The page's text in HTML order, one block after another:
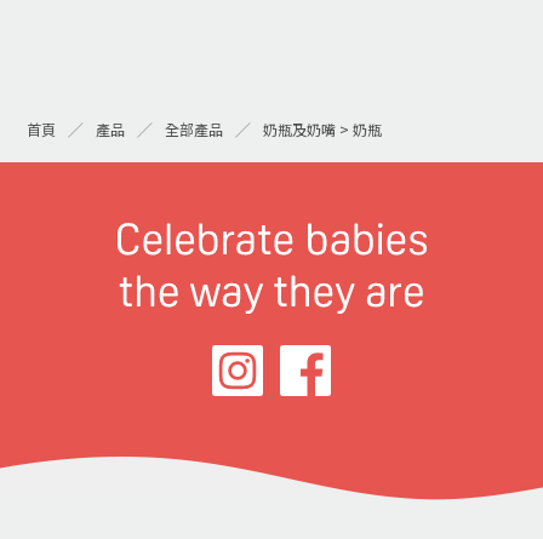
首頁 產品 全部產品 奶瓶及奶嘴 > 奶瓶